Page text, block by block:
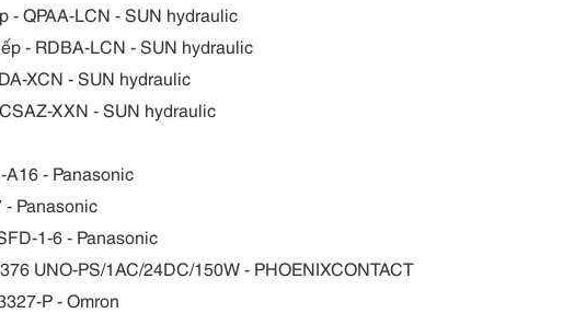
- QPAA-LCN - SUN hydraulic
- RDBA-LCN - SUN hydraulic
XCN - SUN hydraulic
XXN - SUN hydraulic
- Panasonic
Panasonic
1-6 - Panasonic
UNO-PS/1AC/24DC/150W - PHOENIXCONTACT
P - Omron